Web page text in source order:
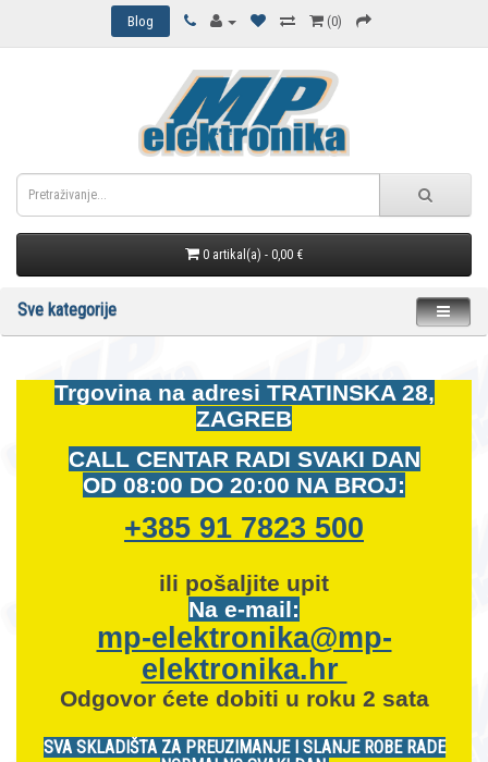
Blog (0)
0 artikal(a) - 0,00 €
Sve kategorije
Trgovina na adresi TRATINSKA 28,
ZAGREB
CALL CENTAR RADI SVAKI DAN
OD 08:00 DO 20:00 NA BROJ:
+385 91 7823 500
ili pošaljite upit
Na e-mail:
mp-elektronika@mp-
elektronika.hr
Odgovor ćete dobiti u roku 2 sata
SVA SKLADIŠTA ZA PREUZIMANJE I SLANJE ROBE RADE